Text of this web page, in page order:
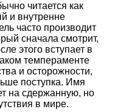
читается как
и внутренне
часто производит
сначала смотрит,
этого вступает в
темпераменте
и осторожности,
поступка. Имя
на сдержанную, но
в мире.